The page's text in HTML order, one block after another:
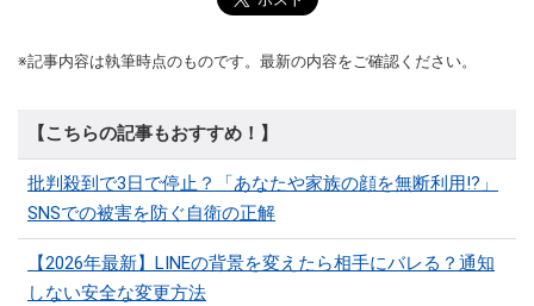
※記事内容は執筆時点のものです。最新の内容をご確認ください。
【こちらの記事もおすすめ！】
批判殺到で3日で停止？「あなたや家族の顔を無断利用!?」
SNSでの被害を防ぐ自衛の正解
【2026年最新】LINEの背景を変えたら相手にバレる？通知
しない安全な変更方法